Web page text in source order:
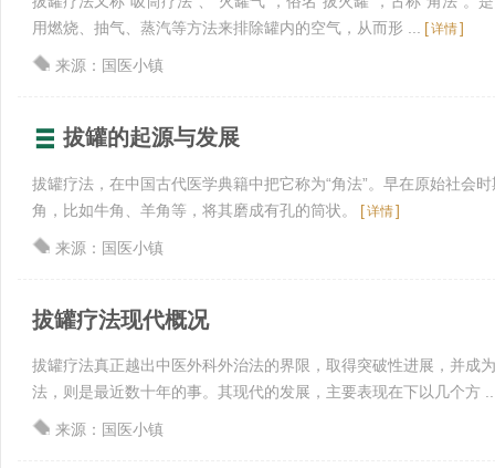
用燃烧、抽气、蒸汽等方法来排除罐内的空气，从而形 ...
[详情]
来源：国医小镇
拔罐的起源与发展
拔罐疗法，在中国古代医学典籍中把它称为“角法”。早在原始社会
角，比如牛角、羊角等，将其磨成有孔的筒状。
[详情]
来源：国医小镇
拔罐疗法现代概况
拔罐疗法真正越出中医外科外治法的界限，取得突破性进展，并成
法，则是最近数十年的事。其现代的发展，主要表现在下以几个方
来源：国医小镇